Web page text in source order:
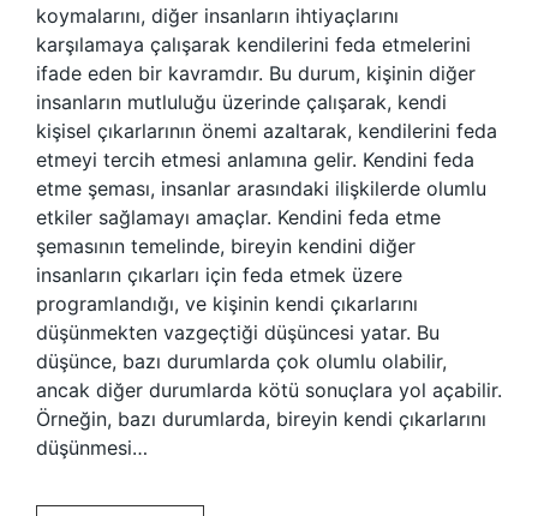
koymalarını, diğer insanların ihtiyaçlarını
karşılamaya çalışarak kendilerini feda etmelerini
ifade eden bir kavramdır. Bu durum, kişinin diğer
insanların mutluluğu üzerinde çalışarak, kendi
kişisel çıkarlarının önemi azaltarak, kendilerini feda
etmeyi tercih etmesi anlamına gelir. Kendini feda
etme şeması, insanlar arasındaki ilişkilerde olumlu
etkiler sağlamayı amaçlar. Kendini feda etme
şemasının temelinde, bireyin kendini diğer
insanların çıkarları için feda etmek üzere
programlandığı, ve kişinin kendi çıkarlarını
düşünmekten vazgeçtiği düşüncesi yatar. Bu
düşünce, bazı durumlarda çok olumlu olabilir,
ancak diğer durumlarda kötü sonuçlara yol açabilir.
Örneğin, bazı durumlarda, bireyin kendi çıkarlarını
düşünmesi…